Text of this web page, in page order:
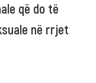
që do të
në rrjet